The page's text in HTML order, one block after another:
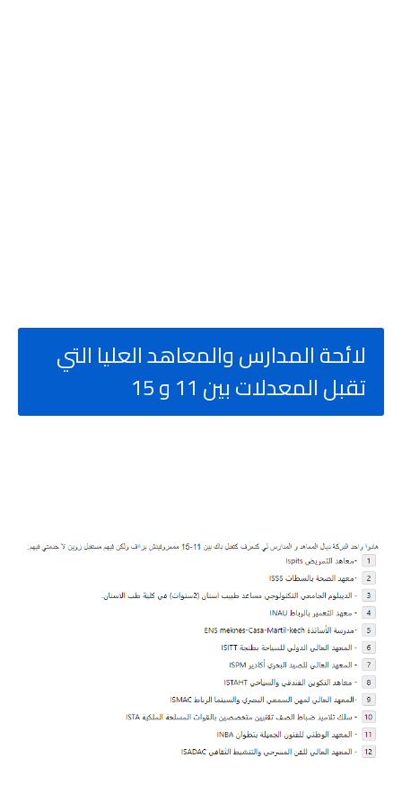
لائحة المدارس والمعاهد العليا التي
تقبل المعدلات بين 11 و 15